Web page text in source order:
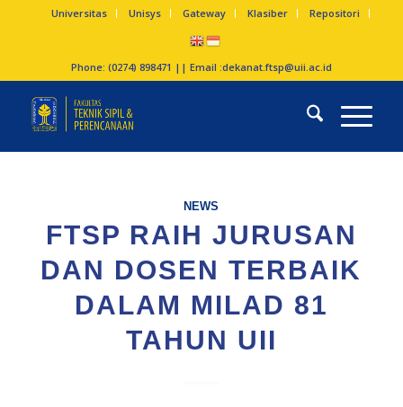
Universitas Unisys Gateway Klasiber Repositori
Phone: (0274) 898471 || Email :dekanat.ftsp@uii.ac.id
NEWS
FTSP RAIH JURUSAN
DAN DOSEN TERBAIK
DALAM MILAD 81
TAHUN UII